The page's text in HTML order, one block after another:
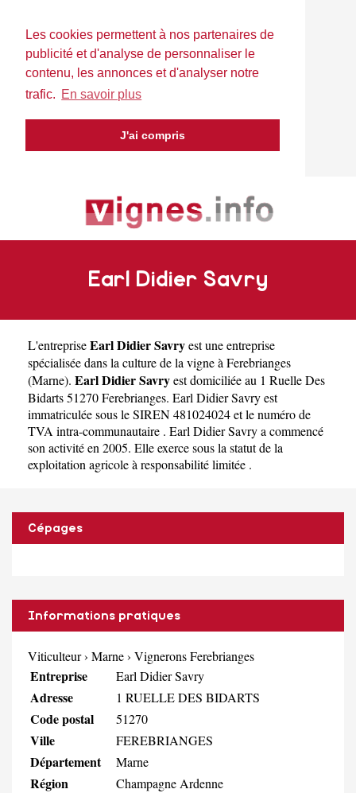
Les cookies permettent à nos partenaires de
publicité et d'analyse de personnaliser le
contenu, les annonces et d'analyser notre
trafic. En savoir plus
J'ai compris
Earl Didier Savry
L'entrepriseEarl Didier Savryest uneentreprise
spécialisée dans la culture de la vigne à Ferebrianges
(Marne). Earl Didier Savryest domiciliée au 1 Ruelle Des
Bidarts 51270 Ferebrianges. Earl Didier Savry est
immatriculée sous le SIREN 481024024 et le numéro de
TVA intra-communautaire . Earl Didier Savry a commencé
son activité en 2005. Elle exerce sous la statut de la
exploitation agricole à responsabilité limitée .
Cépages
Informations pratiques
Viticulteur› Marne› Vignerons Ferebrianges
Entreprise Earl Didier Savry
Adresse 1 RUELLE DES BIDARTS
Code postal 51270
Ville FEREBRIANGES
Département Marne
Région Champagne Ardenne